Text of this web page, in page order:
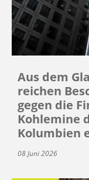
Aus dem
reichen
gegen die
Kohlemine
Kolumbien
08 Juni 2026